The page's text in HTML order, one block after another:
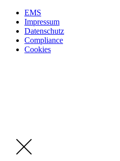
EMS
Impressum
Datenschutz
Compliance
Cookies